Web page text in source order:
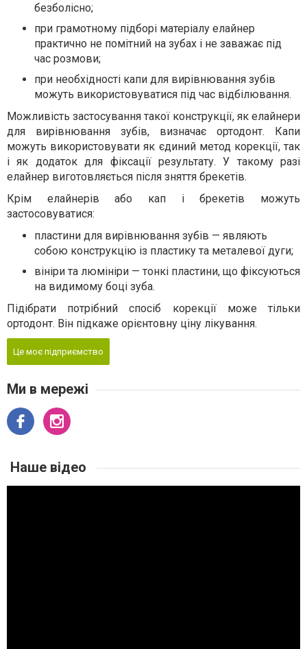
безболісно;
при грамотному підборі матеріалу елайнер
практично не помітний на зубах і не заважає під
час розмови;
при необхідності капи для вирівнювання зубів
можуть використовуватися під час відбілювання.
Можливість застосування такої конструкції, як елайнери
для вирівнювання зубів, визначає ортодонт. Капи
можуть використовувати як єдиний метод корекції, так
і як додаток для фіксації результату. У такому разі
елайнер виготовляється після зняття брекетів.
Крім елайнерів або кап і брекетів можуть
застосовуватися:
пластини для вирівнювання зубів — являють
собою конструкцію із пластику та металевої дуги;
вініри та люмініри — тонкі пластини, що фіксуються
на видимому боці зуба.
Підібрати потрібний спосіб корекції може тільки
ортодонт. Він підкаже орієнтовну ціну лікування.
Це моє підприємство
Ми в мережі
Наше відео